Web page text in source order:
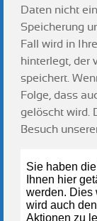
Daten nicht
Speicherung
Fall wird in
hinterlegt, der
speichert.
Folge, dass
gelöscht wird.
Besuch